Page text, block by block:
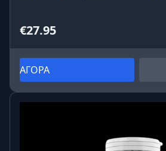
€27.95
ΑΓΟΡΑ